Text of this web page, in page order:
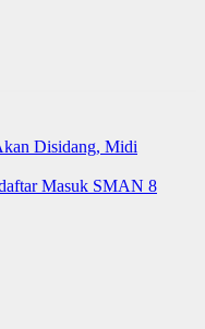
Disidang, Midi
Masuk SMAN 8